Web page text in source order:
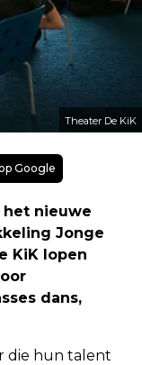
Theater De KiK
Google
het nieuwe
Jonge
KiK lopen
dans,
die hun talent